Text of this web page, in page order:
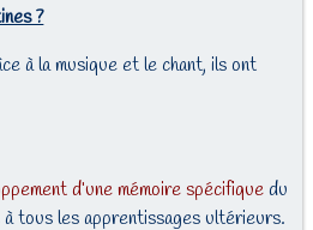
?
à la musique et le chant, ils ont
d’une mémoire spécifique du
tous les apprentissages ultérieurs.